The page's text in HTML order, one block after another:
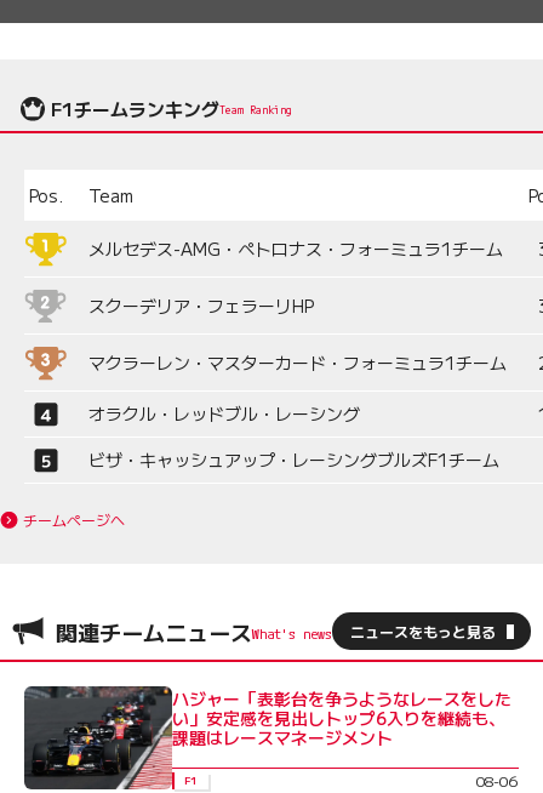
F1チームランキングTeam Ranking
Pos. Team
メルセデス-AMG・ペトロナス・フォーミュラ1チーム
スクーデリア・フェラーリHP
マクラーレン・マスターカード・フォーミュラ1チーム
オラクル・レッドブル・レーシング
ビザ・キャッシュアップ・レーシングブルズF1チーム
チームページへ
関連チームニュース ニュースをもっと見る
ハジャー「表彰台を争うようなレースをした
い」安定感を見出しトップ6入りを継続も、
課題はレースマネージメント
F1 08-06